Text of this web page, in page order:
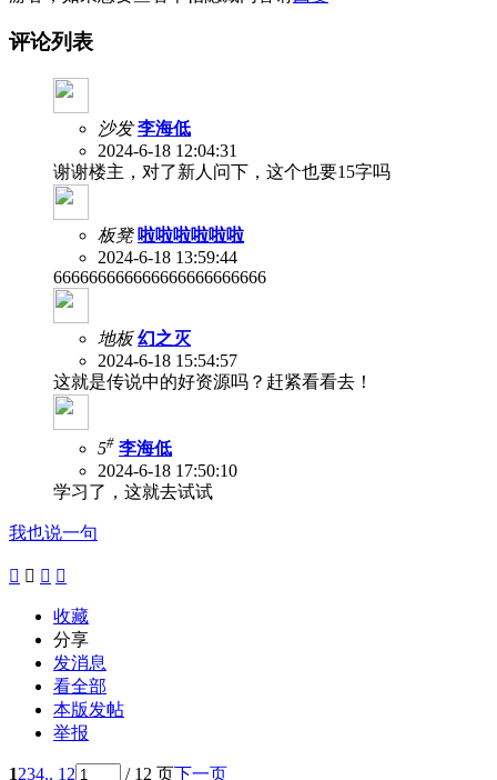
评论列表
沙发 李海低
2024-6-18 12:04:31
谢谢楼主，对了新人问下，这个也要15字吗
板凳 啦啦啦啦啦啦
2024-6-18 13:59:44
666666666666666666666666
地板 幻之灭
2024-6-18 15:54:57
这就是传说中的好资源吗？赶紧看看去！
5# 李海低
2024-6-18 17:50:10
学习了，这就去试试
我也说一句
   
收藏
分享
发消息
看全部
本版发帖
举报
1234.. 12 / 12 页下一页